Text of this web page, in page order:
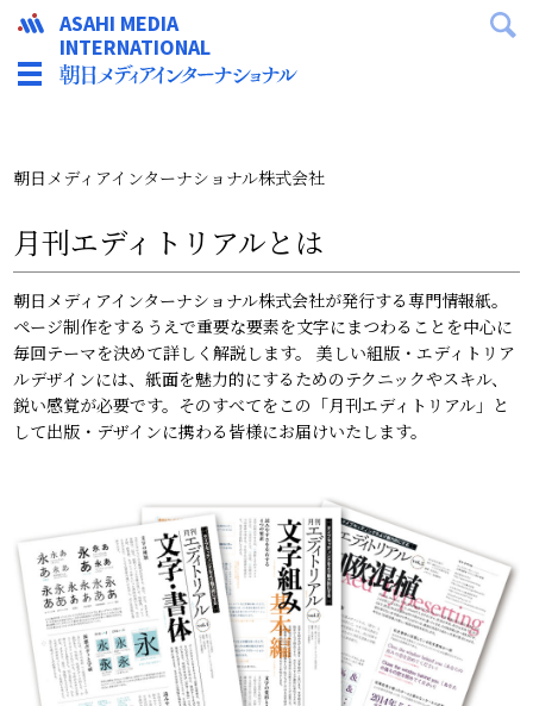
朝日メディアインターナショナル株式会社
月刊エディトリアルとは
朝日メディアインターナショナル株式会社が発行する専門情報紙。
ページ制作をするうえで重要な要素を文字にまつわることを中心に
毎回テーマを決めて詳しく解説します。 美しい組版・エディトリア
ルデザインには、紙面を魅力的にするためのテクニックやスキル、
鋭い感覚が必要です。そのすべてをこの「月刊エディトリアル」と
して出版・デザインに携わる皆様にお届けいたします。
ASAHI MEDIA
INTERNATIONAL